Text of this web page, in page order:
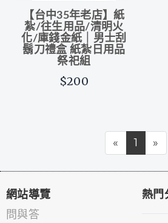
【台中35年老店】紙
紮/往生用品/清明火
化/庫錢金紙｜男士刮
鬍刀禮盒 紙紮日用品
祭祀組
$200
« 1 »
網站導覽
問與答
熱門